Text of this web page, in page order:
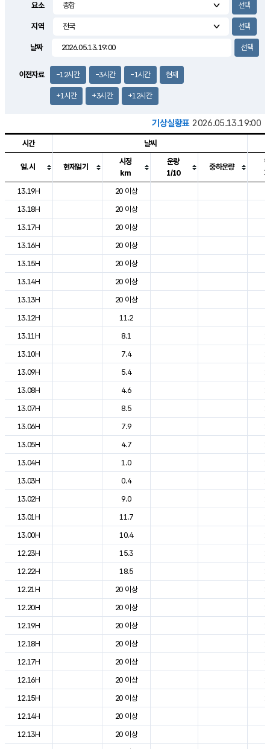
3.7m/s
요소
지역
날짜
이전자료 -12시간 -3시간 -1시간 현재
+1시간 +3시간 +12시간
기상실황표 2026.05.13.19:00
도시별 기상실황표로 지점, 날씨, 기온, 강수, 바람, 기압등을 안내한 표입
시간 날씨
일.시 현재일기
시정
km
운량
1/10
중하운량
13.19H
20 이상
13.18H
20 이상
13.17H
20 이상
13.16H
20 이상
13.15H
20 이상
13.14H
20 이상
13.13H
20 이상
13.12H
11.2
13.11H
8.1
13.10H
7.4
13.09H
5.4
13.08H
4.6
13.07H
8.5
13.06H
7.9
13.05H
4.7
13.04H
1.0
13.03H
0.4
13.02H
9.0
13.01H
11.7
13.00H
10.4
12.23H
15.3
12.22H
18.5
12.21H
20 이상
12.20H
20 이상
12.19H
20 이상
12.18H
20 이상
12.17H
20 이상
12.16H
20 이상
12.15H
20 이상
12.14H
20 이상
12.13H
20 이상